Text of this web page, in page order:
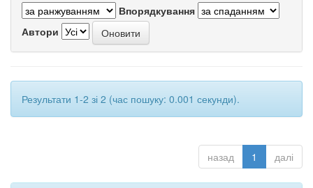
Впорядкування
Автори
Результати 1-2 зі 2 (час пошуку: 0.001 секунди).
назад 1 далі